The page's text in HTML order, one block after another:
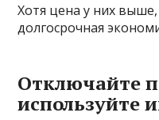
Хотя цена у них
долгосрочная
Отключайте
используйте